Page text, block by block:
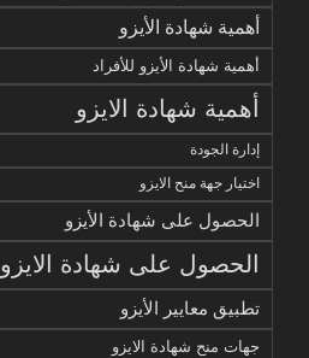
أهمية شهادة الأيزو
أهمية شهادة الأيزو للأفراد
أهمية شهادة الايزو
إدارة الجودة
اختيار جهة منح الايزو
الحصول على شهادة الأيزو
الحصول على شهادة الايزو
تطبيق معايير الأيزو
جهات منح شهادة الايزو